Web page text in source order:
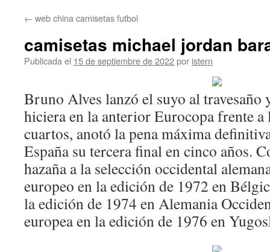
contenido
← web china camisetas futbol
camisetas michael jordan
Publicada el 15 de septiembre de 2022por istern
Bruno Alves lanzó el suyo al travesaño
hiciera en la anterior Eurocopa frente a
cuartos, anotó la pena máxima
España su tercera final en cinco años.
hazaña a la selección occidental
europeo en la edición de 1972 en
la edición de 1974 en Alemania
europea en la edición de 1976 en